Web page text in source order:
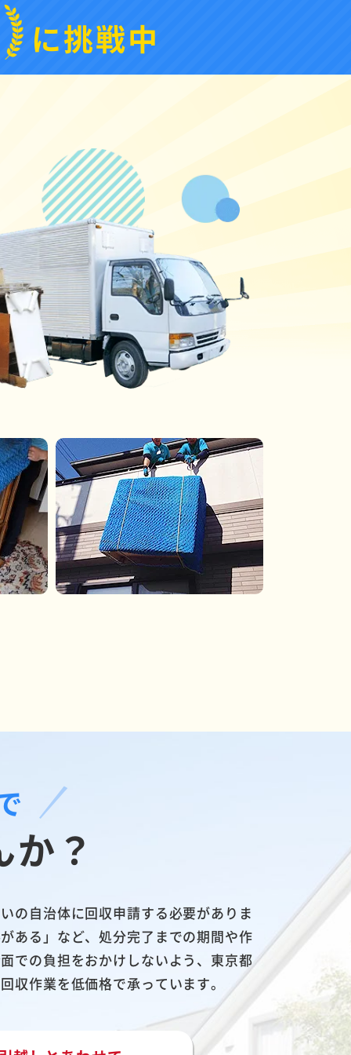
に挑戦中
？
の自治体に回収申請する必要がありま
ある」など、処分完了までの期間や作
での負担をおかけしないよう、東京都
作業を低価格で承っています。